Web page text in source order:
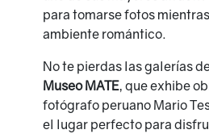
para tomarse fotos
ambiente romántico.
No te pierdas las galerías
Museo MATE, que exhibe
fotógrafo peruano Mario
el lugar perfecto para